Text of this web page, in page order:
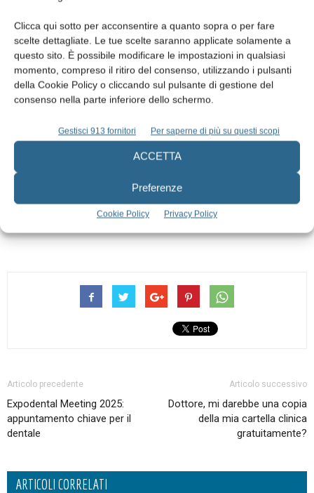
Clicca qui sotto per acconsentire a quanto sopra o per fare
scelte dettagliate. Le tue scelte saranno applicate solamente a
questo sito. È possibile modificare le impostazioni in qualsiasi
momento, compreso il ritiro del consenso, utilizzando i pulsanti
della Cookie Policy o cliccando sul pulsante di gestione del
consenso nella parte inferiore dello schermo.
Gestisci 913 fornitori Per saperne di più su questi scopi
ACCETTA
Preferenze
Cookie Policy Privacy Policy
da segnalazione su roadbook
11.30
Inizio prova cronometratacon numero e orario di partenza
assegnato per ogni equipaggio (per gli equipaggi in gara).
12.30 – 13.00
Arrivo di tutte le vetture in garae pranzo alla tenuta “ Il Cigno”
di Villanterio
14.30 – 15.00
Articolo precedente
Expodental Meeting 2025:
appuntamento chiave per il
dentale
Articolo successivo
Dottore, mi darebbe una copia
della mia cartella clinica
gratuitamente?
ARTICOLI CORRELATI